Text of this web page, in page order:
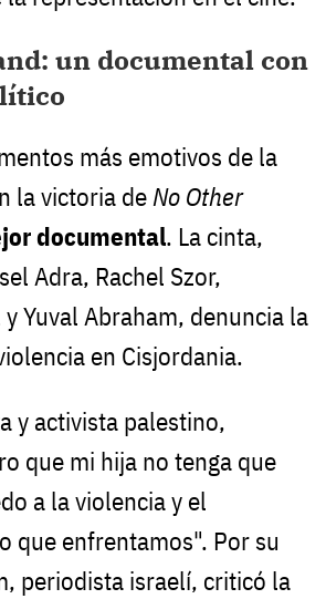
un documental con
más emotivos de la
la victoria deNo Other
documental. La cinta,
Adra, Rachel Szor,
Yuval Abraham, denuncia la
en Cisjordania.
y activista palestino,
que mi hija no tenga que
a la violencia y el
que enfrentamos". Por su
periodista israelí, criticó la